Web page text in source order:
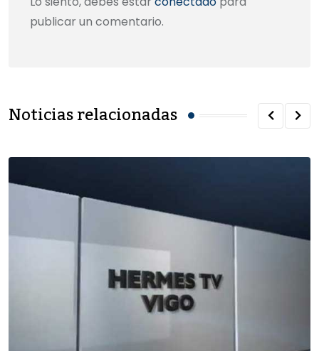
publicar un comentario.
Noticias relacionadas